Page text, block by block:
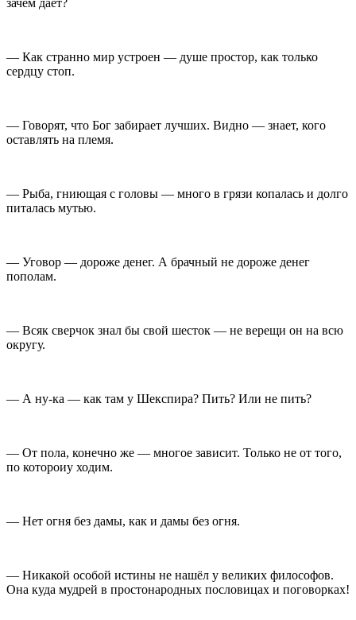
зачем даёт?
— Как странно мир устроен — душе простор, как только
сердцу стоп.
— Говорят, что Бог забирает лучших. Видно — знает, кого
оставлять на племя.
— Рыба, гниющая с головы — много в грязи копалась и долго
питалась мутью.
— Уговор — дороже денег. А брачный не дороже денег
пополам.
— Всяк сверчок знал бы свой шесток — не верещи он на всю
округу.
— А ну-ка — как там у Шекспира? Пить? Или не пить?
— От пола, конечно же — многое зависит. Только не от того,
по котороиу ходим.
— Нет огня без дамы, как и дамы без огня.
— Никакой особой истины не нашёл у великих философов.
Она куда мудрей в простонародных пословицах и поговорках!